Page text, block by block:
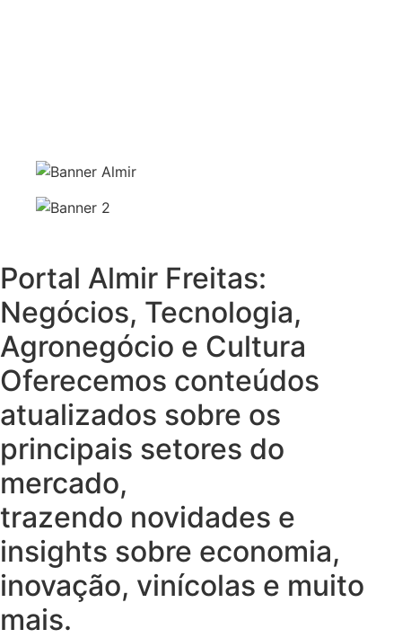
Portal Almir Freitas:
Negócios, Tecnologia,
Agronegócio e Cultura
Oferecemos conteúdos
atualizados sobre os
principais setores do
mercado,
trazendo novidades e
insights sobre economia,
inovação, vinícolas e muito
mais.